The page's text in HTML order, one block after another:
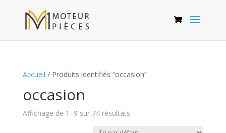
Accueil / Produits identifiés “occasion”
occasion
Affichage de 1–9 sur 74 résultats